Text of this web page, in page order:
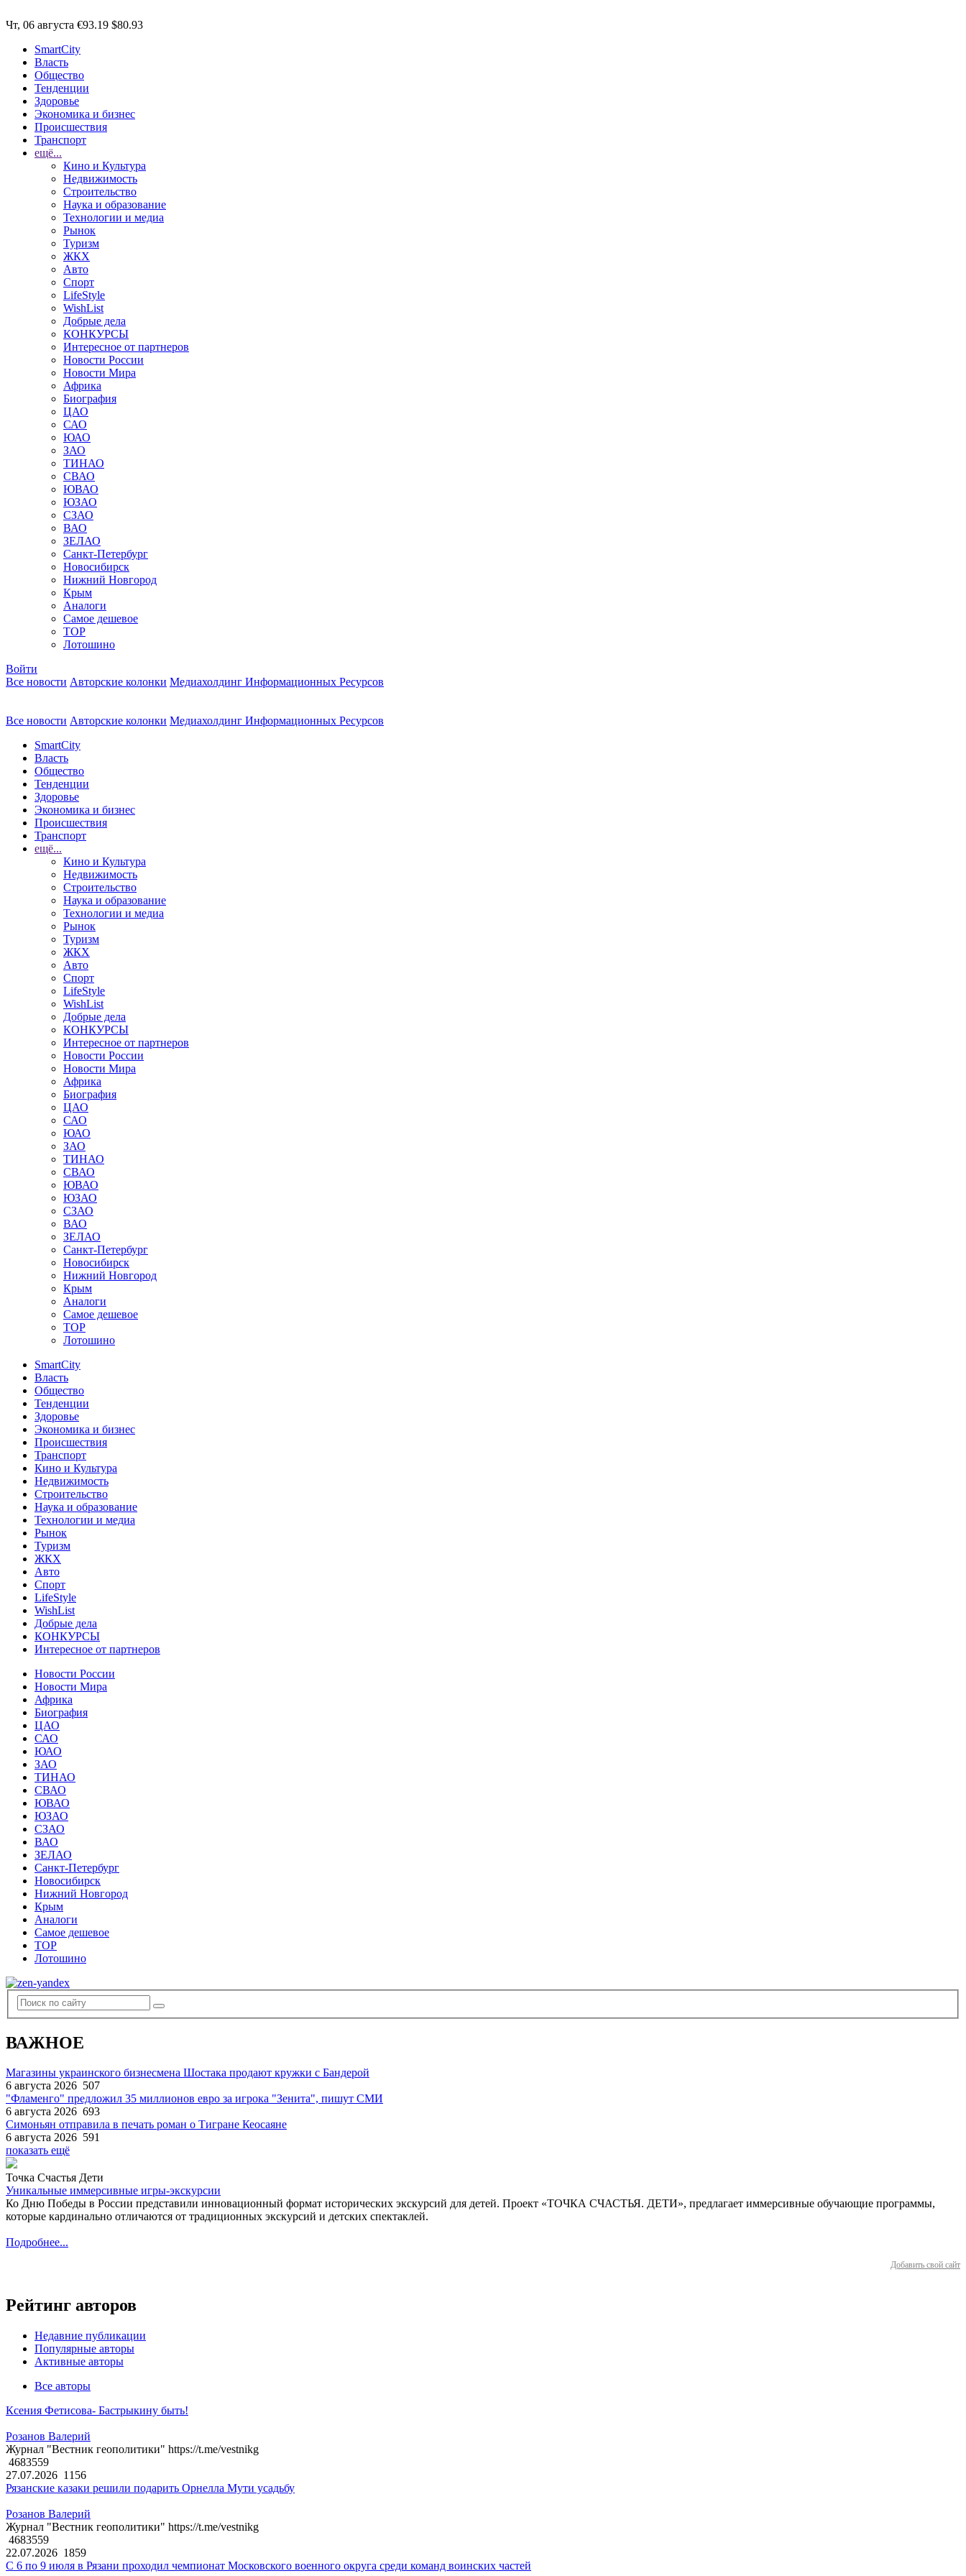
Чт, 06 августа €93.19 $80.93
SmartCity
Власть
Общество
Тенденции
Здоровье
Экономика и бизнес
Происшествия
Транспорт
ещё...
Кино и Культура
Недвижимость
Строительство
Наука и образование
Технологии и медиа
Рынок
Туризм
ЖКХ
Авто
Спорт
LifeStyle
WishList
Добрые дела
КОНКУРСЫ
Интересное от партнеров
Новости России
Новости Мира
Африка
Биография
ЦАО
САО
ЮАО
ЗАО
ТИНАО
СВАО
ЮВАО
ЮЗАО
СЗАО
ВАО
ЗЕЛАО
Санкт-Петербург
Новосибирск
Нижний Новгород
Крым
Аналоги
Самое дешевое
TOP
Лотошино
Войти
Все новости Авторские колонки Медиахолдинг Информационных Ресурсов
Все новости Авторские колонки Медиахолдинг Информационных Ресурсов
SmartCity
Власть
Общество
Тенденции
Здоровье
Экономика и бизнес
Происшествия
Транспорт
ещё...
Кино и Культура
Недвижимость
Строительство
Наука и образование
Технологии и медиа
Рынок
Туризм
ЖКХ
Авто
Спорт
LifeStyle
WishList
Добрые дела
КОНКУРСЫ
Интересное от партнеров
Новости России
Новости Мира
Африка
Биография
ЦАО
САО
ЮАО
ЗАО
ТИНАО
СВАО
ЮВАО
ЮЗАО
СЗАО
ВАО
ЗЕЛАО
Санкт-Петербург
Новосибирск
Нижний Новгород
Крым
Аналоги
Самое дешевое
TOP
Лотошино
SmartCity
Власть
Общество
Тенденции
Здоровье
Экономика и бизнес
Происшествия
Транспорт
Кино и Культура
Недвижимость
Строительство
Наука и образование
Технологии и медиа
Рынок
Туризм
ЖКХ
Авто
Спорт
LifeStyle
WishList
Добрые дела
КОНКУРСЫ
Интересное от партнеров
Новости России
Новости Мира
Африка
Биография
ЦАО
САО
ЮАО
ЗАО
ТИНАО
СВАО
ЮВАО
ЮЗАО
СЗАО
ВАО
ЗЕЛАО
Санкт-Петербург
Новосибирск
Нижний Новгород
Крым
Аналоги
Самое дешевое
TOP
Лотошино
ВАЖНОЕ
Магазины украинского бизнесмена Шостака продают кружки с Бандерой
6 августа 2026 507
"Фламенго" предложил 35 миллионов евро за игрока "Зенита", пишут СМИ
6 августа 2026 693
Симоньян отправила в печать роман о Тигране Кеосаяне
6 августа 2026 591
показать ещё
Точка Счастья Дети
Уникальные иммерсивные игры-экскурсии
Ко Дню Победы в России представили инновационный формат исторических экскурсий для детей. Проект «ТОЧКА СЧАСТЬЯ. ДЕТИ», предлагает иммерсивные обучающие программы,
которые кардинально отличаются от традиционных экскурсий и детских спектаклей.
Подробнее...
Добавить свой сайт
Рейтинг авторов
Недавние публикации
Популярные авторы
Активные авторы
Все авторы
Ксения Фетисова- Бастрыкину быть!
Розанов Валерий
Журнал "Вестник геополитики" https://t.me/vestnikg
4683559
27.07.2026 1156
Рязанские казаки решили подарить Орнелла Мути усадьбу
Розанов Валерий
Журнал "Вестник геополитики" https://t.me/vestnikg
4683559
22.07.2026 1859
С 6 по 9 июля в Рязани проходил чемпионат Московского военного округа среди команд воинских частей